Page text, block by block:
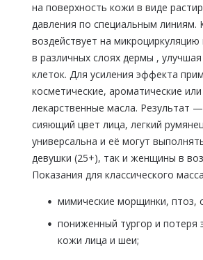
на поверхность кожи в виде
давления по специальным линиям.
воздействует на
в различных слоях дермы ,
клеток. Для усиления эффекта
косметические, ароматические или
лекарственные масла. Результат
сияющий цвет лица, легкий
универсальна и её могут
девушки (25+), так и женщины в
Показания для классического
мимические морщинки, птоз,
пониженный тургор и потеря
кожи лица и шеи;